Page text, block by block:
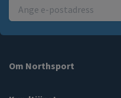
Om Northsport